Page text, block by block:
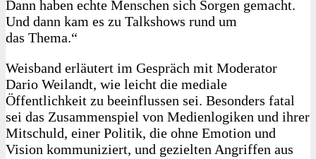
Dann haben echte Menschen sich Sorgen gemacht.
Und dann kam es zu Talkshows rund um
das Thema.“
Weisband erläutert im Gespräch mit Moderator
Dario Weilandt, wie leicht die mediale
Öffentlichkeit zu beeinflussen sei. Besonders fatal
sei das Zusammenspiel von Medienlogiken und ihrer
Mitschuld, einer Politik, die ohne Emotion und
Vision kommuniziert, und gezielten Angriffen aus